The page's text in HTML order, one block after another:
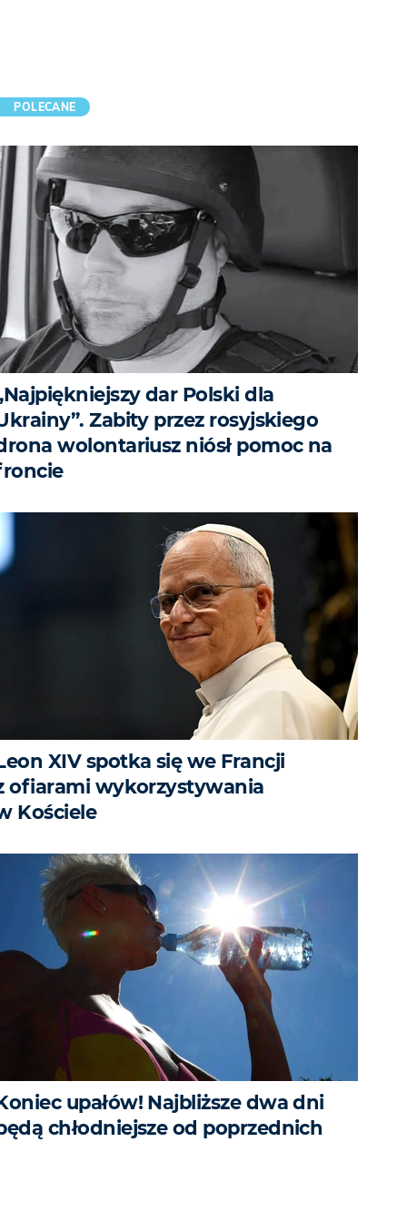
POLECANE
dar Polski dla
Zabity przez rosyjskiego
wolontariusz niósł pomoc na
XIV spotka się we Francji
ofiarami wykorzystywania
Kościele
upałów! Najbliższe dwa dni
chłodniejsze od poprzednich